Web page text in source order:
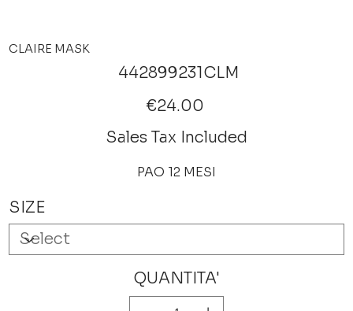
CLAIRE MASK
SKU
442899231CLM
442899231CLM
Price
€24.00
Sales Tax Included
PAO 12 MESI
SIZE
QUANTITA'